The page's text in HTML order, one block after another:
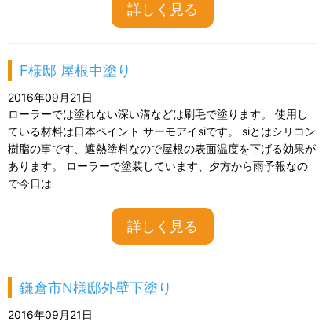
詳しく見る
F様邸 屋根中塗り
2016年09月21日
ローラーでは塗れない深い溝などは刷毛で塗ります。 使用し
ている材料は日本ペイント サーモアイsiです。 siとはシリコン
樹脂の事です、遮熱塗料なので屋根の表面温度を下げる効果が
あります。 ローラーで塗装しています、夕方から雨予報なの
で今日は
詳しく見る
鎌倉市N様邸外壁下塗り
2016年09月21日